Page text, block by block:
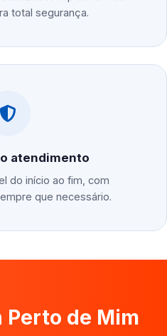
total segurança.
atendimento
do início ao fim, com
que necessário.
Perto de Mim